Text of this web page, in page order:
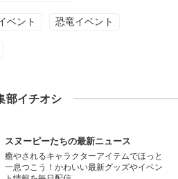
ベント 恐竜イベント
部イチオシ
スヌーピーたちの最新ニュース
癒やされるキャラクターアイテムでほっと
一息つこう！かわいい最新グッズやイベン